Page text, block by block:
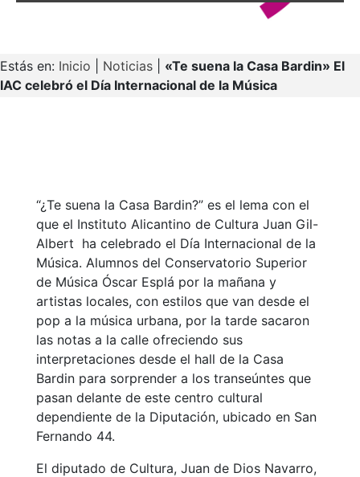
Estás en: Inicio Noticias
«Te suena la Casa Bardin» El
IAC celebró el Día Internacional de la Música
“¿Te suena la Casa Bardin?” es el lema con el
que el Instituto Alicantino de Cultura Juan Gil-
Albert ha celebrado el Día Internacional de la
Música. Alumnos del Conservatorio Superior
de Música Óscar Esplá por la mañana y
artistas locales, con estilos que van desde el
pop a la música urbana, por la tarde sacaron
las notas a la calle ofreciendo sus
interpretaciones desde el hall de la Casa
Bardin para sorprender a los transeúntes que
pasan delante de este centro cultural
dependiente de la Diputación, ubicado en San
Fernando 44.
El diputado de Cultura, Juan de Dios Navarro,